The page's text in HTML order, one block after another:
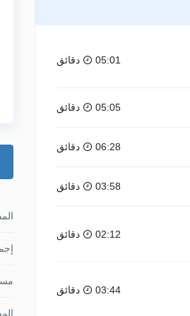
05:01 دقائق
05:05 دقائق
06:28 دقائق
03:58 دقائق
02:12 دقائق
03:44 دقائق